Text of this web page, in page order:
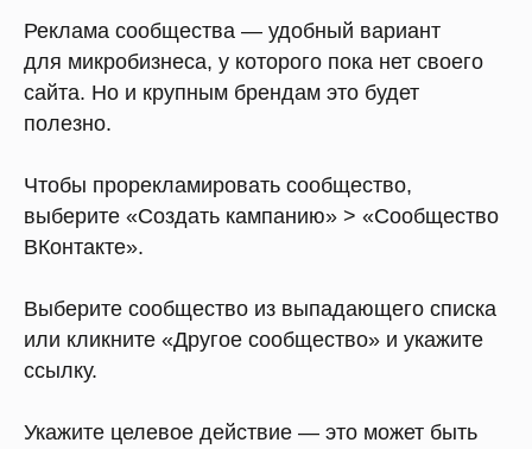
Реклама сообщества — удобный вариант
для микробизнеса, у которого пока нет своего
сайта. Но и крупным брендам это будет
полезно.
Чтобы прорекламировать сообщество,
выберите «Создать кампанию» > «Сообщество
ВКонтакте».
Выберите сообщество из выпадающего списка
или кликните «Другое сообщество» и укажите
ссылку.
Укажите целевое действие — это может быть